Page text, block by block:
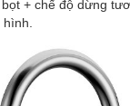
+ chế độ dừng
hình.